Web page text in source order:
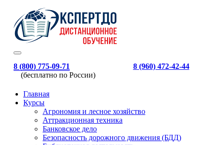
8 (800) 775-09-71
(бесплатно по России)
8 (960) 472-42-44
Главная
Курсы
Агрономия и лесное хозяйство
Аттракционная техника
Банковское дело
Безопасность дорожного движения (БДД)